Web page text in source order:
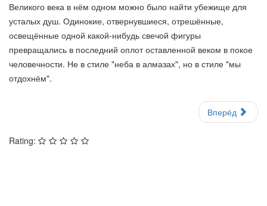
Великого века в нём одном можно было найти убежище для
усталых душ. Одинокие, отвернувшиеся, отрешённые,
освещённые одной какой-нибудь свечой фигуры
превращались в последний оплот оставленной веком в покое
человечности. Не в стиле "неба в алмазах", но в стиле "мы
отдохнём".
Вперёд
Rating: